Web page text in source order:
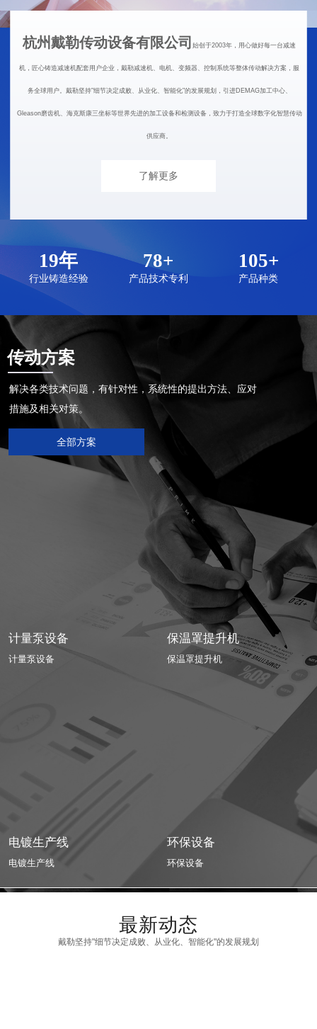
杭州戴勒传动设备有限公司始创于2003年，用心做好每一台减速
机，匠心铸造减速机配套用户企业，戴勒减速机、电机、变频器、控制系统等整体传动解决方案，服
务全球用户。戴勒坚持"细节决定成败、从业化、智能化"的发展规划，引进DEMAG加工中心、
Gleason磨齿机、海克斯康三坐标等世界先进的加工设备和检测设备，致力于打造全球数字化智慧传动
供应商。
了解更多
19年
行业铸造经验
78+
产品技术专利
105+
产品种类
传动方案
解决各类技术问题，有针对性，系统性的提出方法、应对
措施及相关对策。
全部方案
计量泵设备
计量泵设备
保温罩提升机
保温罩提升机
电镀生产线
电镀生产线
环保设备
环保设备
最新动态
戴勒坚持"细节决定成败、从业化、智能化"的发展规划